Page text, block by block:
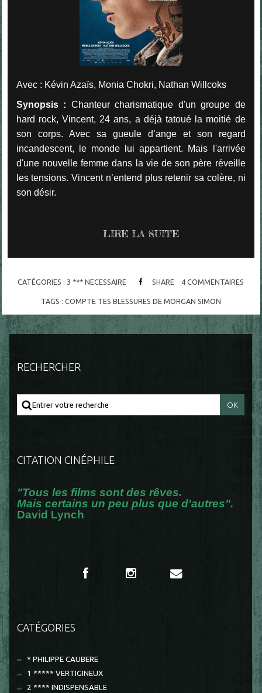
Avec : Kévin Azaïs, Monia Chokri, Nathan Willcoks
Synopsis : Chanteur charismatique d'un groupe de
hard rock, Vincent, 24 ans, a déjà tatoué la moitié de
son corps. Avec sa gueule d’ange et son regard
incandescent, le monde lui appartient. Mais l'arrivée
d'une nouvelle femme dans la vie de son père réveille
les tensions. Vincent n’entend plus retenir sa colère, ni
son désir.
LIRE LA SUITE
CATÉGORIES : 3 *** NECESSAIRE SHARE 4 COMMENTAIRES
TAGS : COMPTE TES BLESSURES DE MORGAN SIMON
RECHERCHER
CITATION CINÉPHILE
"Tous les films sont des rêves.
Mais certains un peu plus que d'autres".
David Lynch
CATÉGORIES
* PHILIPPE CAUBERE
1 ***** VERTIGINEUX
2 **** INDISPENSABLE